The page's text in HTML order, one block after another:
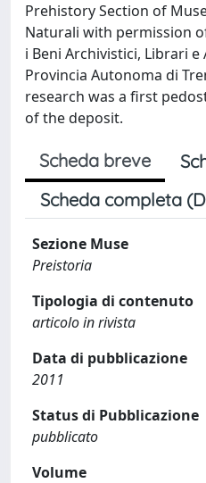
Prehistory Section of
Naturali with permission
i Beni Archivistici, Librari
Provincia Autonoma di
research was a first
of the deposit.
Scheda breve
Scheda completa
Sezione Muse
Preistoria
Tipologia di contenuto
articolo in rivista
Data di pubblicazione
2011
Status di Pubblicazione
pubblicato
Volume